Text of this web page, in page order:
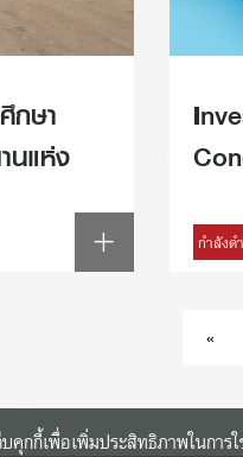
กษา
นแห่ง
กำลังด
«
คุกกี้เพื่อเพิ่มประสิทธิภาพในกา